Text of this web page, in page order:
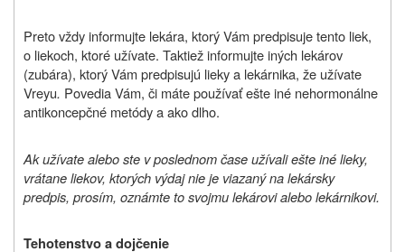
Preto vždy informujte lekára, ktorý Vám predpisuje tento liek,
o liekoch, ktoré užívate. Taktiež informujte iných lekárov
(zubára), ktorý Vám predpisujú lieky a lekárnika, že užívate
Vreyu. Povedia Vám, či máte používať ešte iné nehormonálne
antikoncepčné metódy a ako dlho.
Ak užívate alebo ste v poslednom čase užívaliešte inélieky,
vrátane liekov, ktorých výdaj nie je viazaný na lekársky
predpis, prosím, oznámteto svojmu lekárovi alebo lekárnikovi.
Tehotenstvo a dojčenie